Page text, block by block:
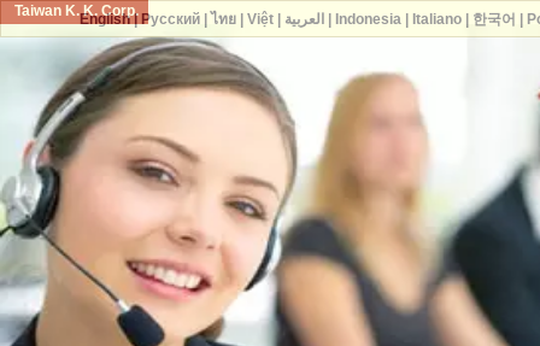
Taiwan K. K. Corp.
English| Русский| ไทย| Việt| العربية Indonesia| Italiano| 한국어